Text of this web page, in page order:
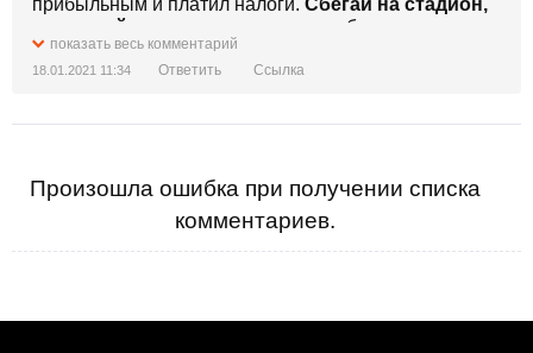
прибыльным и платил налоги. Сбегай на стадион,
попрыгай по полю
и покричи про бырыг и вирок.
показать весь комментарий
18.01.2021 11:34 Ответить Ссылка
Произошла ошибка при получении списка
комментариев.